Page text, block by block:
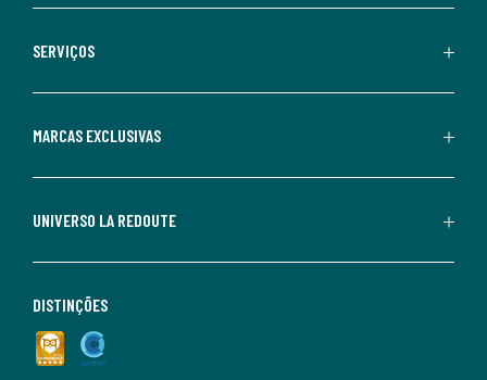
SERVIÇOS
MARCAS EXCLUSIVAS
UNIVERSO LA REDOUTE
DISTINÇÕES